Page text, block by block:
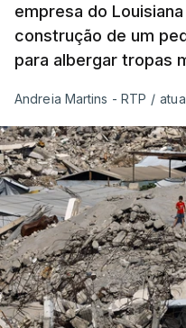
empresa do
construção de um
para albergar tropas
Andreia Martins - RTP /